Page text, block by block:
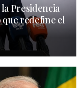
Presidencia
redefine el